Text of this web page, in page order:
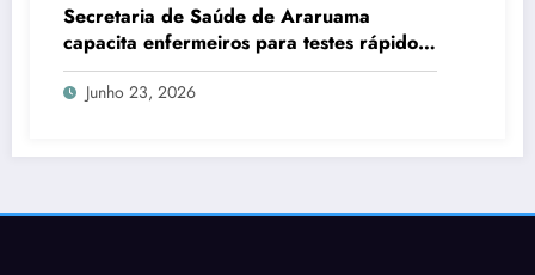
Secretaria de Saúde de Araruama
capacita enfermeiros para testes rápidos
de HIV, sífilis e hepatites
Junho 23, 2026